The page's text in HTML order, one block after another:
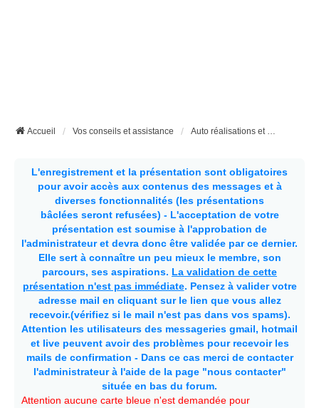
Accueil Vos conseils et assistance Auto réalisations et bricolages divers
L'enregistrement et la présentation sont obligatoires
pour avoir accès aux contenus des messages et à
diverses fonctionnalités (les présentations
bâclées seront refusées) - L'acceptation de votre
présentation est soumise à l'approbation de
l'administrateur et devra donc être validée par ce dernier.
Elle sert à connaître un peu mieux le membre, son
parcours, ses aspirations. La validation de cette
présentation n'est pas immédiate. Pensez à valider votre
adresse mail en cliquant sur le lien que vous allez
recevoir.(vérifiez si le mail n'est pas dans vos spams).
Attention les utilisateurs des messageries gmail, hotmail
et live peuvent avoir des problèmes pour recevoir les
mails de confirmation - Dans ce cas merci de contacter
l'administrateur à l'aide de la page "nous contacter"
située en bas du forum.
Attention aucune carte bleue n'est demandée pour